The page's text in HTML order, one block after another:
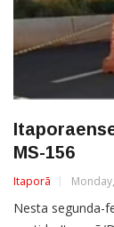
MS-156
Itaporã
Nesta segunda-